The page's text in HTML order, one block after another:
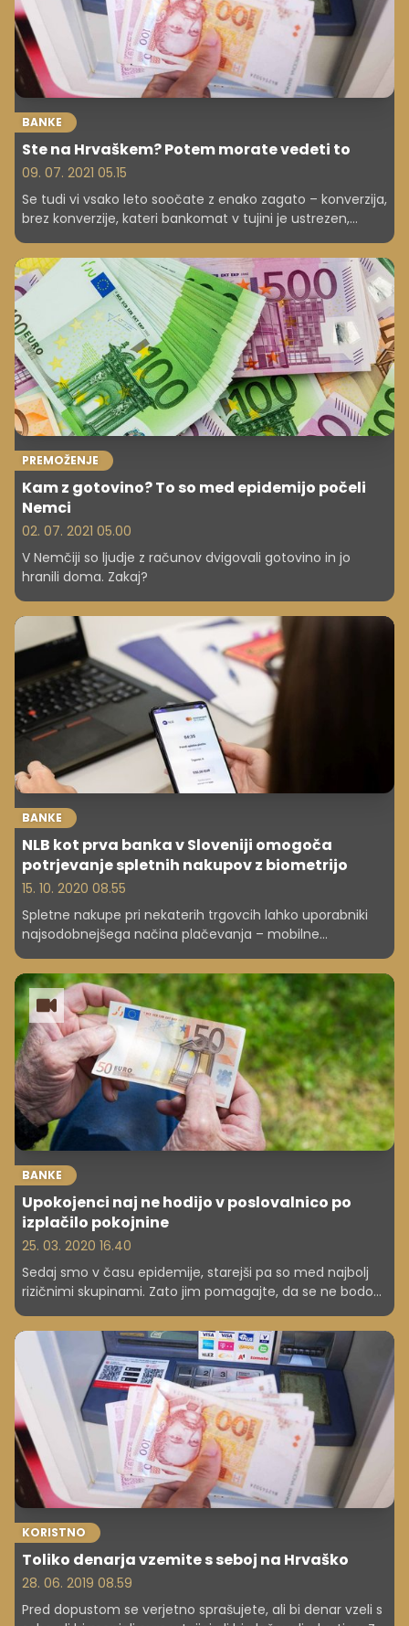
BANKE
Ste na Hrvaškem? Potem morate vedeti to
09. 07. 2021 05.15
Se tudi vi vsako leto soočate z enako zagato – konverzija,
brez konverzije, kateri bankomat v tujini je ustrezen,
kateri ne ...
PREMOŽENJE
Kam z gotovino? To so med epidemijo počeli
Nemci
02. 07. 2021 05.00
V Nemčiji so ljudje z računov dvigovali gotovino in jo
hranili doma. Zakaj?
BANKE
NLB kot prva banka v Sloveniji omogoča
potrjevanje spletnih nakupov z biometrijo
15. 10. 2020 08.55
Spletne nakupe pri nekaterih trgovcih lahko uporabniki
najsodobnejšega načina plačevanja – mobilne
biometričnih podatkov, torej z uporabo prstnega odtisa
ali prepoznavo obraza.
BANKE
Upokojenci naj ne hodijo v poslovalnico po
izplačilo pokojnine
25. 03. 2020 16.40
Sedaj smo v času epidemije, starejši pa so med najbolj
rizičnimi skupinami. Zato jim pomagajte, da se ne bodo
jim bo pot v poslovalnico prihranjena.
KORISTNO
Toliko denarja vzemite s seboj na Hrvaško
28. 06. 2019 08.59
Pred dopustom se verjetno sprašujete, ali bi denar vzeli s